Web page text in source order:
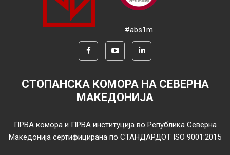
#abs1m
СТОПАНСКА КОМОРА НА СЕВЕРНА
МАКЕДОНИЈА
ПРВА комора и ПРВА институција во Република Северна
Македонија сертифицирана по СТАНДАРДОТ ISO 9001:2015